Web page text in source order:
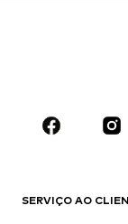
ROUPA
Casacos
SERVIÇO AO